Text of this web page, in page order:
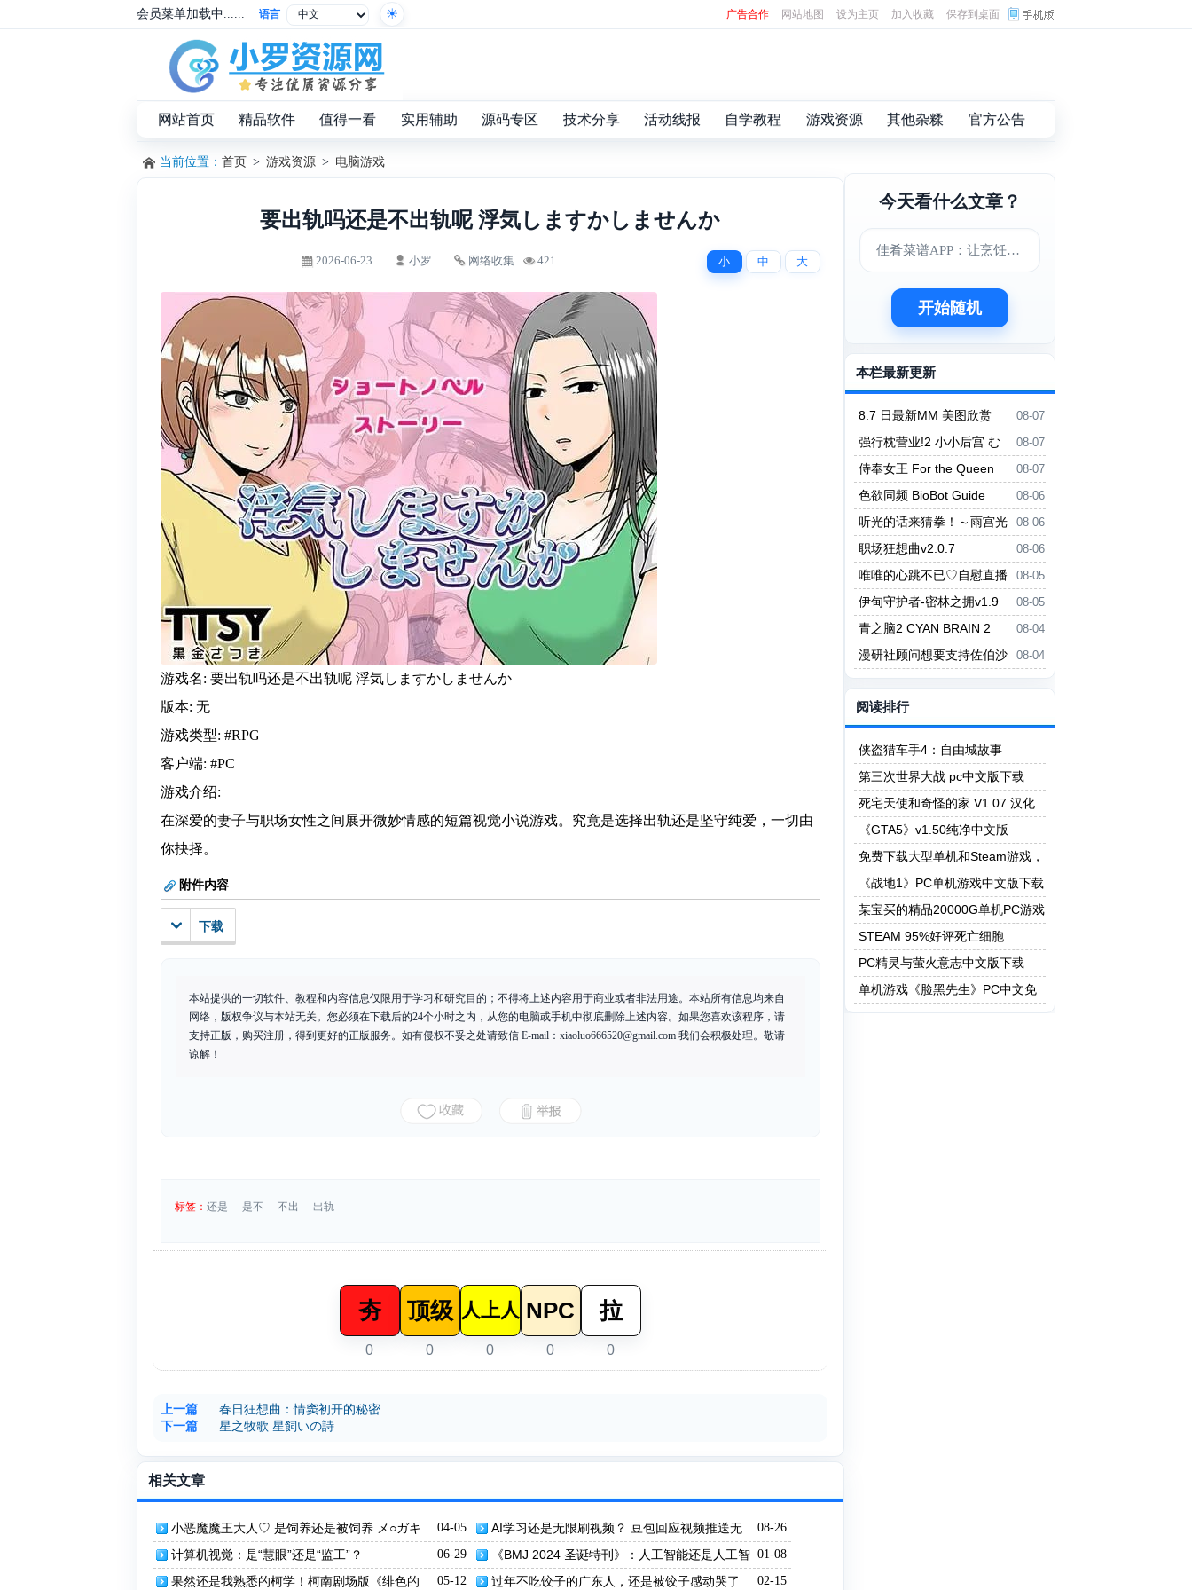
会员菜单加载中...... 语言 广告合作 网站地图 设为主页 加入收藏 保存到桌面
网站首页 精品软件 值得一看 实用辅助 源码专区 技术分享 活动线报 自学教程 游戏资源 其他杂糅 官方公告
当前位置： 首页 > 游戏资源 > 电脑游戏
要出轨吗还是不出轨呢 浮気しますかしませんか
小 中 大
2026-06-23 小罗 网络收集 421
游戏名: 要出轨吗还是不出轨呢 浮気しますかしませんか
版本: 无
游戏类型: #RPG
客户端: #PC
游戏介绍:
在深爱的妻子与职场女性之间展开微妙情感的短篇视觉小说游戏。究竟是选择出轨还是坚守纯爱，一切由
你抉择。
附件内容
下载
本站提供的一切软件、教程和内容信息仅限用于学习和研究目的；不得将上述内容用于商业或者非法用途。本站所有信息均来自
网络，版权争议与本站无关。您必须在下载后的24个小时之内，从您的电脑或手机中彻底删除上述内容。如果您喜欢该程序，请
支持正版，购买注册，得到更好的正版服务。如有侵权不妥之处请致信 E-mail： xiaoluo666520@gmail.com 我们会积极处理。敬请
谅解！
标签： 还是 是不 不出 出轨
夯
0
顶级
0
人上人
0
NPC
0
拉
0
上一篇
春日狂想曲：情窦初开的秘密
下一篇
星之牧歌 星飼いの詩
相关文章
04-05
小恶魔魔王大人♡ 是饲养还是被饲养 メ○ガキ
魔王様♡ 飼うか飼われるか
08-26
AI学习还是无限刷视频？ 豆包回应视频推送无
法关闭争议
06-29
计算机视觉：是“慧眼”还是“监工”？ 01-08
《BMJ 2024 圣诞特刊》：人工智能还是人工智
障？
05-12
果然还是我熟悉的柯学！柯南剧场版《绯色的 02-15
过年不吃饺子的广东人，还是被饺子感动哭了
今天看什么文章？
佳肴菜谱APP：让烹饪变得更简单美味
开始随机
本栏最新更新
08-07
8.7 日最新MM 美图欣赏
08-07
强行枕营业!2 小小后宫 む
りヤリ枕営業！2 ちっちゃなハー
レム
08-07
侍奉女王 For the Queen
08-06
色欲同频 BioBot Guide
08-06
听光的话来猜拳！～雨宫光
的深沉之爱～ ヒカリの言いなり
じゃんけん！～雨宮ヒカリの愛の
底～
08-06
职场狂想曲v2.0.7
08-05
唯唯的心跳不已♡自慰直播
日记 ゆいゆいのドキドキ♡おな
にー配信日記
08-05
伊甸守护者-密林之拥v1.9
08-04
青之脑2 CYAN BRAIN 2
08-04
漫研社顾问想要支持佐伯沙
罗 漫研顧問は佐伯ささらを支え
たい
阅读排行
侠盗猎车手4：自由城故事
第三次世界大战 pc中文版下载
死宅天使和奇怪的家 V1.07 汉化
作弊版
《GTA5》v1.50纯净中文版
免费下载大型单机和Steam游戏，
5208G资源一键快速下载
《战地1》PC单机游戏中文版下载
某宝买的精品20000G单机PC游戏
STEAM 95%好评死亡细胞
PC精灵与萤火意志中文版下载
单机游戏《脸黑先生》PC中文免
安装下载